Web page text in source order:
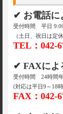
✔ お電話に
受付時間 平日
（土日、祝日は定休
TEL：042-
✔ FAXによ
受付時間 24時間
(対応は平日9～18
FAX：042-